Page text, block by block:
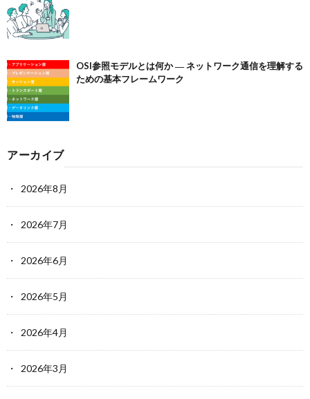
OSI参照モデルとは何か ― ネットワーク通信を理解する
ための基本フレームワーク
アーカイブ
2026年8月
2026年7月
2026年6月
2026年5月
2026年4月
2026年3月